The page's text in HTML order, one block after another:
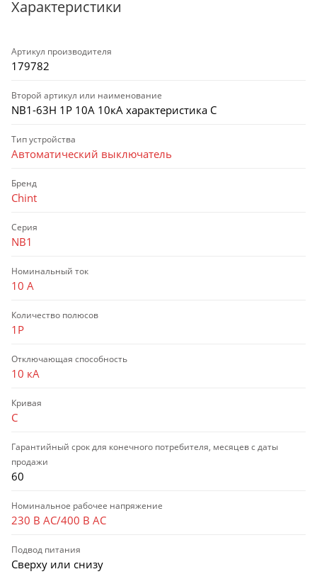
Характеристики
Артикул производителя
179782
Второй артикул или наименование
NB1-63H 1P 10А 10кА характеристика C
Тип устройства
Автоматический выключатель
Бренд
Chint
Серия
NB1
Номинальный ток
10 А
Количество полюсов
1P
Отключающая способность
10 кА
Кривая
C
Гарантийный срок для конечного потребителя, месяцев с даты
продажи
60
Номинальное рабочее напряжение
230 В AC/400 В AC
Подвод питания
Сверху или снизу